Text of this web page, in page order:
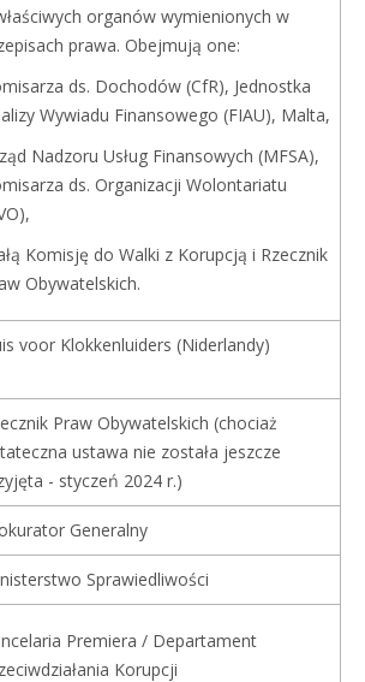
organów wymienionych w
prawa. Obejmują one:
ds. Dochodów (CfR), Jednostka
Wywiadu Finansowego (FIAU), Malta,
Nadzoru Usług Finansowych (MFSA),
ds. Organizacji Wolontariatu
Komisję do Walki z Korupcją i Rzecznik
Obywatelskich.
voor Klokkenluiders (Niderlandy)
Praw Obywatelskich (chociaż
ustawa nie została jeszcze
- styczeń 2024 r.)
Generalny
Sprawiedliwości
Premiera / Departament
Korupcji